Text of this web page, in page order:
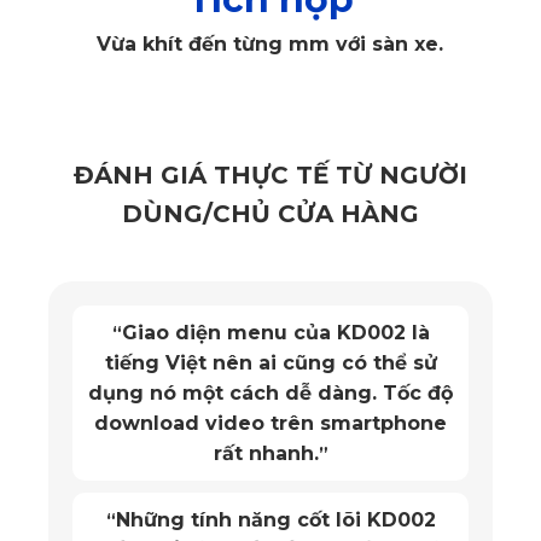
Thảm lót sàn xe Geely Okavango KATA mini Pro chất liệu
cao cấp
Đối với thảm lót sàn xe Geely Okavango KATA hiện tượng
này được khắc phục triệt để nhờ cấu trúc phân tử nhựa
hoàn toàn không có mùi, không bị biến tính hay sinh mùi
Vừa khít đến từng mm với sàn xe.
ĐÁNH GIÁ THỰC TẾ TỪ NGƯỜI
DÙNG/CHỦ CỬA HÀNG
menu của KD002 là
nên ai cũng có thể sử
cách dễ dàng. Tốc độ
video trên smartphone
tính năng cốt lõi KD002
chống